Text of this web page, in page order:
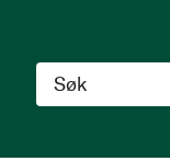
Søk